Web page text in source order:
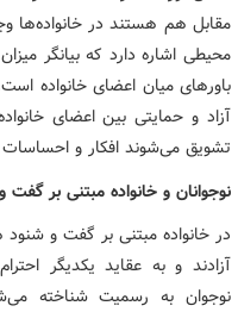
مقابل هم هستند در خانواده‌ها
محیطی اشاره دارد که بیانگر
باورهای میان اعضای خانواده
آزاد و حمایتی بین اعضای
تشویق می‌شوند افکار و
نوجوانان و خانواده مبتنی بر گفت
در خانواده مبتنی بر گفت و
آزادند و به عقاید یکدیگر
نوجوان به رسمیت شناخته